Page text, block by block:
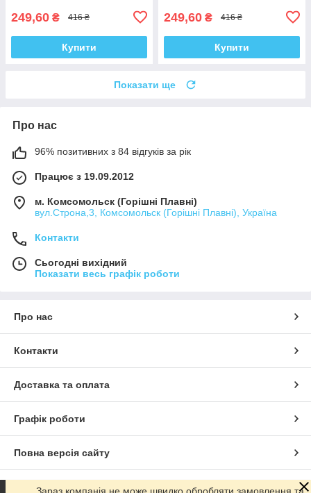
249,60 ₴ 416 ₴
Купити
249,60 ₴ 416 ₴
Купити
Показати ще
Про нас
96% позитивних з 84 відгуків за рік
Працює з 19.09.2012
м. Комсомольск (Горішні Плавні)
вул.Строна,3, Комсомольск (Горішні Плавні), Україна
Контакти
Сьогодні вихідний
Показати весь графік роботи
Про нас
Контакти
Доставка та оплата
Графік роботи
Повна версія сайту
Сайт створено на маркетплейсі Prom.ua